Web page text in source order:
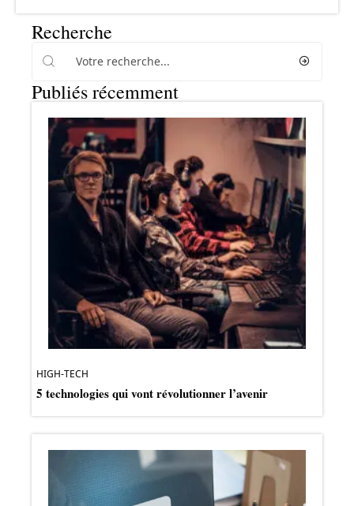
Recherche
Publiés récemment
HIGH-TECH
5 technologies qui vont révolutionner l’avenir